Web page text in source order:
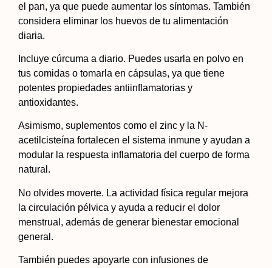
el pan, ya que puede aumentar los síntomas. También
considera eliminar los huevos de tu alimentación
diaria.
Incluye cúrcuma a diario. Puedes usarla en polvo en
tus comidas o tomarla en cápsulas, ya que tiene
potentes propiedades antiinflamatorias y
antioxidantes.
Asimismo, suplementos como el zinc y la N-
acetilcisteína fortalecen el sistema inmune y ayudan a
modular la respuesta inflamatoria del cuerpo de forma
natural.
No olvides moverte. La actividad física regular mejora
la circulación pélvica y ayuda a reducir el dolor
menstrual, además de generar bienestar emocional
general.
También puedes apoyarte con infusiones de